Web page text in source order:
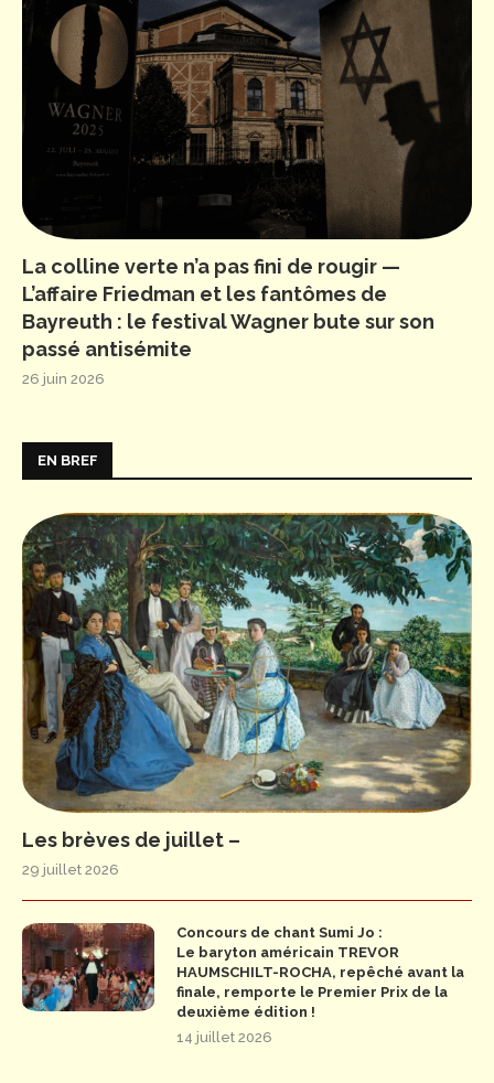
La colline verte n’a pas fini de rougir —
L’affaire Friedman et les fantômes de
Bayreuth : le festival Wagner bute sur son
passé antisémite
26 juin 2026
EN BREF
Les brèves de juillet –
29 juillet 2026
Concours de chant Sumi Jo :
Le baryton américain TREVOR
HAUMSCHILT-ROCHA, repêché avant la
finale, remporte le Premier Prix de la
deuxième édition !
14 juillet 2026